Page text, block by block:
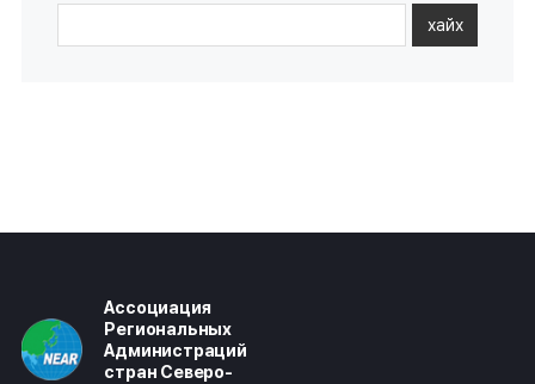
хайх
Ассоциация
Региональных
Администраций
стран Северо-